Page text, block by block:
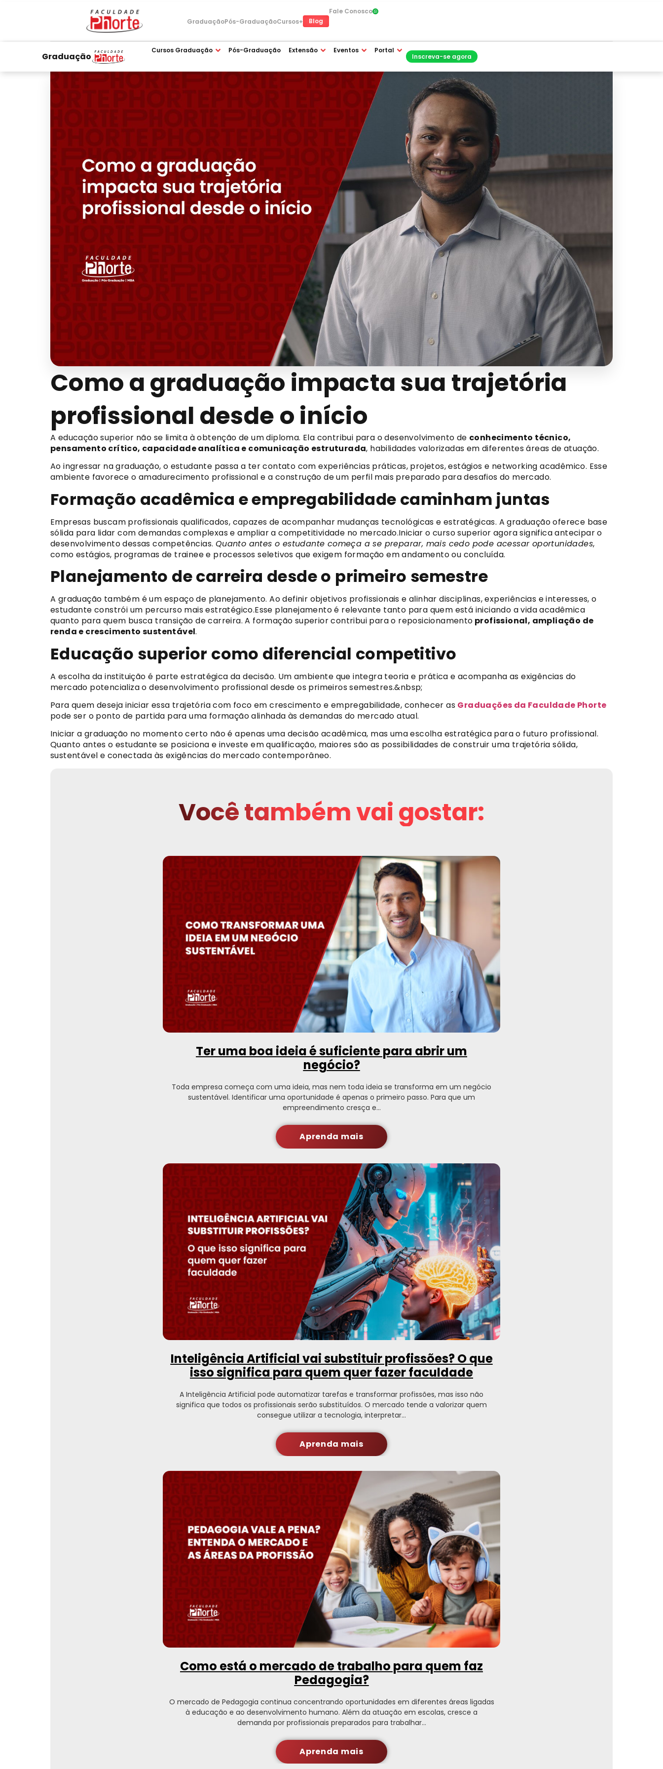
GraduaçãoPós-GraduaçãoCursos+ Blog
Fale Conosco
Graduação
Cursos Graduação Pós-Graduação Extensão Eventos Portal
Inscreva-se agora
Como a graduação impacta sua trajetória
profissional desde o início
A educação superior não se limita à obtenção de um diploma. Ela contribui para o desenvolvimento de conhecimento técnico,
pensamento crítico, capacidade analítica e comunicação estruturada, habilidades valorizadas em diferentes áreas de atuação.
Ao ingressar na graduação, o estudante passa a ter contato com experiências práticas, projetos, estágios e networking acadêmico. Esse
ambiente favorece o amadurecimento profissional e a construção de um perfil mais preparado para desafios do mercado.
Formação acadêmica e empregabilidade caminham juntas
Empresas buscam profissionais qualificados, capazes de acompanhar mudanças tecnológicas e estratégicas. A graduação oferece base
sólida para lidar com demandas complexas e ampliar a competitividade no mercado.Iniciar o curso superior agora significa antecipar o
desenvolvimento dessas competências. Quanto antes o estudante começa a se preparar, mais cedo pode acessar oportunidades,
como estágios, programas de trainee e processos seletivos que exigem formação em andamento ou concluída.
Planejamento de carreira desde o primeiro semestre
A graduação também é um espaço de planejamento. Ao definir objetivos profissionais e alinhar disciplinas, experiências e interesses, o
estudante constrói um percurso mais estratégico.Esse planejamento é relevante tanto para quem está iniciando a vida acadêmica
quanto para quem busca transição de carreira. A formação superior contribui para o reposicionamento profissional, ampliação de
renda e crescimento sustentável.
Educação superior como diferencial competitivo
A escolha da instituição é parte estratégica da decisão. Um ambiente que integra teoria e prática e acompanha as exigências do
mercado potencializa o desenvolvimento profissional desde os primeiros semestres.&nbsp;
Para quem deseja iniciar essa trajetória com foco em crescimento e empregabilidade, conhecer as Graduações da Faculdade Phorte
pode ser o ponto de partida para uma formação alinhada às demandas do mercado atual.
Iniciar a graduação no momento certo não é apenas uma decisão acadêmica, mas uma escolha estratégica para o futuro profissional.
Quanto antes o estudante se posiciona e investe em qualificação, maiores são as possibilidades de construir uma trajetória sólida,
sustentável e conectada às exigências do mercado contemporâneo.
Você também vai gostar:
Ter uma boa ideia é suficiente para abrir um
negócio?
Toda empresa começa com uma ideia, mas nem toda ideia se transforma em um negócio
sustentável. Identificar uma oportunidade é apenas o primeiro passo. Para que um
empreendimento cresça e…
Aprenda mais
Inteligência Artificial vai substituir profissões? O que
isso significa para quem quer fazer faculdade
A Inteligência Artificial pode automatizar tarefas e transformar profissões, mas isso não
significa que todos os profissionais serão substituídos. O mercado tende a valorizar quem
consegue utilizar a tecnologia, interpretar…
Aprenda mais
Como está o mercado de trabalho para quem faz
Pedagogia?
O mercado de Pedagogia continua concentrando oportunidades em diferentes áreas ligadas
à educação e ao desenvolvimento humano. Além da atuação em escolas, cresce a
demanda por profissionais preparados para trabalhar…
Aprenda mais